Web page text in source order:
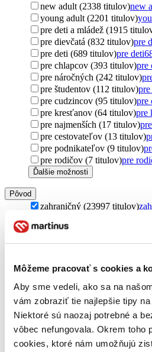
Môžeme pracovať s cookies a
Aby sme vedeli, ako sa na
vám zobraziť tie najlepšie tipy
Niektoré sú naozaj potrebné a
vôbec nefungovala. Okrem toho
cookies, ktoré nám umožňujú
new adult (2338 titulov)new
young adult (2201 titulov)
pre deti a mládež (1915
pre dievčatá (832 titulov)pre
pre deti (689 titulov)pre deti
pre chlapcov (393 titulov)pre
pre náročných (242 titulov)
pre študentov (112 titulov)
pre cudzincov (95 titulov)pre
pre kresťanov (64 titulov)pre
pre najmenších (17 titulov)
pre cestovateľov (13 titulov)
pre podnikateľov (9 titulov)
pre rodičov (7 titulov)pre
Ďalšie možnosti
Pôvod
zahraničný (23997 titulov)
Spojené kráľovstvo (7345
Francúzsko (1517 titulov)
Írsko (793 titulov)Írsko793
Kanada (705 titulov)Kanada
Taliansko (634 titulov)
Rusko (467 titulov)Rusko 467
Austrália (448 titulov)
Austrália
Japonsko (448 titulov)
Poľsko (316 titulov)Poľsko